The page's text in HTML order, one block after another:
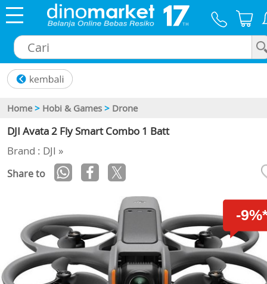
Home > Hobi & Games > Drone
DJI Avata 2 Fly Smart Combo 1 Batt
Brand : DJI »
Share to
-